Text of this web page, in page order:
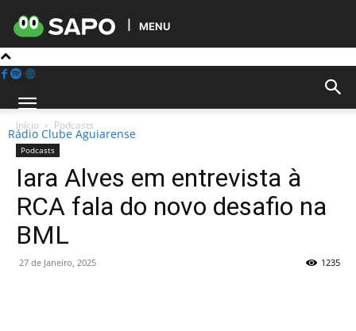
MENU
Rádio Clube Aguiarense
Início Podcasts
Podcasts
Iara Alves em entrevista à
RCA fala do novo desafio na
BML
27 de Janeiro, 2025 1235